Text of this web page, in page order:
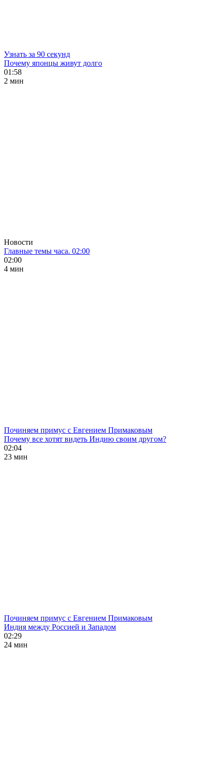
Узнать за 90 секунд
Почему японцы живут долго
01:58
2 мин
Новости
Главные темы часа. 02:00
02:00
4 мин
Починяем примус с Евгением Примаковым
Почему все хотят видеть Индию своим другом?
02:04
23 мин
Починяем примус с Евгением Примаковым
Индия между Россией и Западом
02:29
24 мин